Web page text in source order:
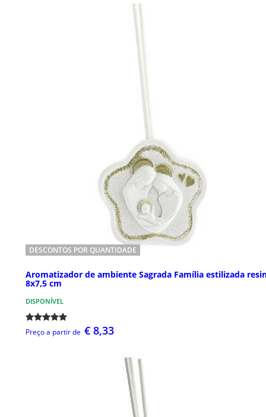
DESCONTOS POR QUANTIDADE
Aromatizador de ambiente Sagrada Família estilizada
8x7,5 cm
DISPONÍVEL
Preço a partir de € 8,33